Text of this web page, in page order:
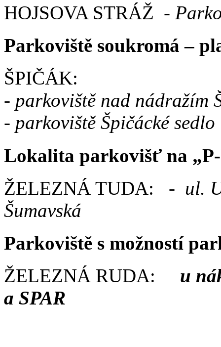
HOJSOVA STRÁŽ -
Parkoviště soukromá –
ŠPIČÁK:
- parkoviště nad nádražím
- parkoviště Špičácké sedlo
Lokalita parkovišť na
ŽELEZNÁ TUDA: - ul.
Šumavská
Parkoviště s možností
ŽELEZNÁ RUDA: u
a SPAR